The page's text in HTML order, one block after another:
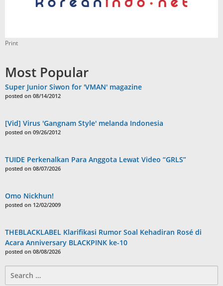
Print
Most Popular
Super Junior Siwon for 'VMAN' magazine
posted on 08/14/2012
[Vid] Virus 'Gangnam Style' melanda Indonesia
posted on 09/26/2012
TUIDE Perkenalkan Para Anggota Lewat Video “GRLS”
posted on 08/07/2026
Omo Nickhun!
posted on 12/02/2009
THEBLACKLABEL Klarifikasi Rumor Soal Kehadiran Rosé di
Acara Anniversary BLACKPINK ke-10
posted on 08/08/2026
for: